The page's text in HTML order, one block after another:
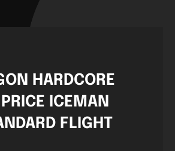
HARDCORE
ICEMAN
FLIGHT